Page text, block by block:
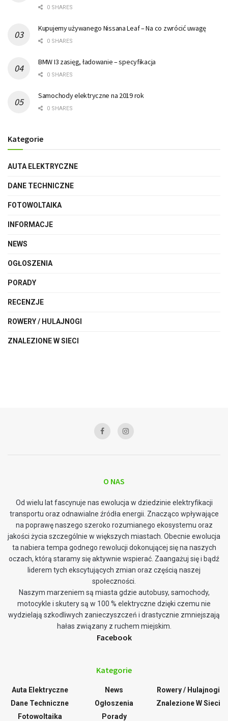
0 SHARES
Kupujemy używanego Nissana Leaf – Na co zwrócić uwagę
0 SHARES
BMW I3 zasięg, ładowanie – specyfikacja
0 SHARES
Samochody elektryczne na 2019 rok
0 SHARES
Kategorie
AUTA ELEKTRYCZNE
DANE TECHNICZNE
FOTOWOLTAIKA
INFORMACJE
NEWS
OGŁOSZENIA
PORADY
RECENZJE
ROWERY / HULAJNOGI
ZNALEZIONE W SIECI
O NAS
Od wielu lat fascynuje nas ewolucja w dziedzinie elektryfikacji
transportu oraz odnawialne źródła energii. Znacząco wpływające
na poprawę naszego szeroko rozumianego ekosystemu oraz
jakości życia szczególnie w większych miastach. Obecnie ewolucja
ta nabiera tempa godnego rewolucji dokonującej się na naszych
oczach, którą staramy się aktywnie wspierać. Zaangażuj się i bądź
liderem tych ekscytujących zmian oraz częścią naszej
społeczności.
Naszym marzeniem są miasta gdzie autobusy, samochody,
motocykle i skutery są w 100 % elektryczne dzięki czemu nie
wydzielają szkodliwych zanieczyszczeń i drastycznie zmniejszają
hałas związany z ruchem miejskim.
Facebook
Kategorie
Auta Elektryczne
Dane Techniczne
Fotowoltaika
News
Ogłoszenia
Porady
Rowery / Hulajnogi
Znalezione W Sieci